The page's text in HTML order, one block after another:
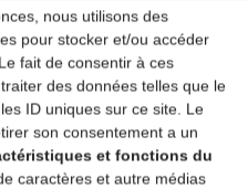
nous utilisons des
pour stocker et/ou accéder
fait de consentir à ces
des données telles que le
ID uniques sur ce site. Le
son consentement a un
et fonctions du
caractères et autre médias
publiée. Les champs
*